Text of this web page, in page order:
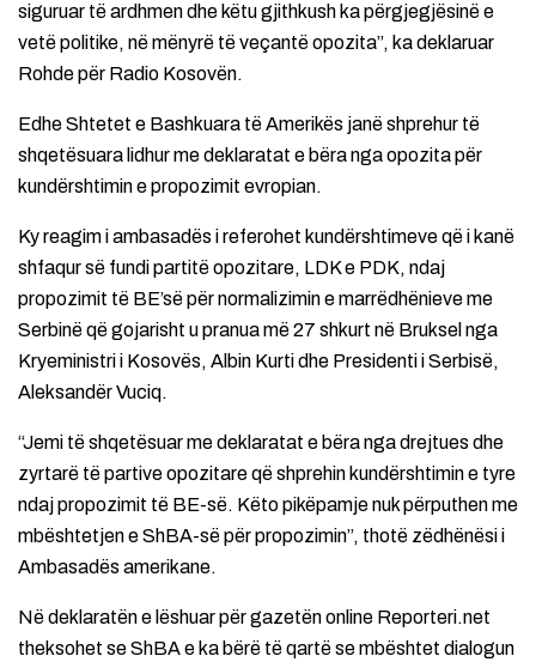
siguruar të ardhmen dhe këtu gjithkush ka përgjegjësinë e
vetë politike, në mënyrë të veçantë opozita”, ka deklaruar
Rohde për Radio Kosovën.
Edhe Shtetet e Bashkuara të Amerikës janë shprehur të
shqetësuara lidhur me deklaratat e bëra nga opozita për
kundërshtimin e propozimit evropian.
Ky reagim i ambasadës i referohet kundërshtimeve që i kanë
shfaqur së fundi partitë opozitare, LDK e PDK, ndaj
propozimit të BE’së për normalizimin e marrëdhënieve me
Serbinë që gojarisht u pranua më 27 shkurt në Bruksel nga
Kryeministri i Kosovës, Albin Kurti dhe Presidenti i Serbisë,
Aleksandër Vuciq.
“Jemi të shqetësuar me deklaratat e bëra nga drejtues dhe
zyrtarë të partive opozitare që shprehin kundërshtimin e tyre
ndaj propozimit të BE-së. Këto pikëpamje nuk përputhen me
mbështetjen e ShBA-së për propozimin”, thotë zëdhënësi i
Ambasadës amerikane.
Në deklaratën e lëshuar për gazetën online Reporteri.net
theksohet se ShBA e ka bërë të qartë se mbështet dialogun